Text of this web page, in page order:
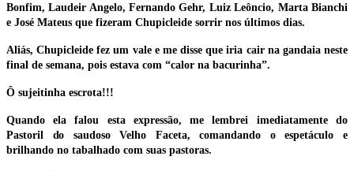
Bonfim, Laudeir Angelo, Fernando Gehr, Luiz Leôncio, Marta Bianchi
e José Mateus que fizeram Chupicleide sorrir nos últimos dias.
Aliás, Chupicleide fez um vale e me disse que iria cair na gandaia neste
final de semana, pois estava com “calor na bacurinha”.
Ô sujeitinha escrota!!!
Quando ela falou esta expressão, me lembrei imediatamente do
Pastoril do saudoso Velho Faceta, comandando o espetáculo e
brilhando no tabalhado com suas pastoras.